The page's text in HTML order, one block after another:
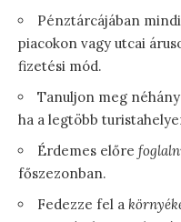
Pénztárcájában
piacokon vagy utcai
fizetési mód.
Tanuljon meg
ha a legtöbb
Érdemes előre
főszezonban.
Fedezze fel a